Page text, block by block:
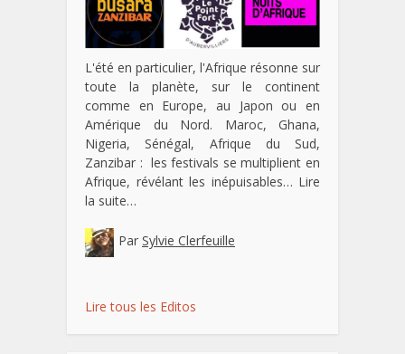
L'été en particulier, l'Afrique résonne sur
toute la planète, sur le continent
comme en Europe, au Japon ou en
Amérique du Nord. Maroc, Ghana,
Nigeria, Sénégal, Afrique du Sud,
Zanzibar : les festivals se multiplient en
Afrique, révélant les inépuisables… Lire
la suite…
Par Sylvie Clerfeuille
Lire tous les Editos